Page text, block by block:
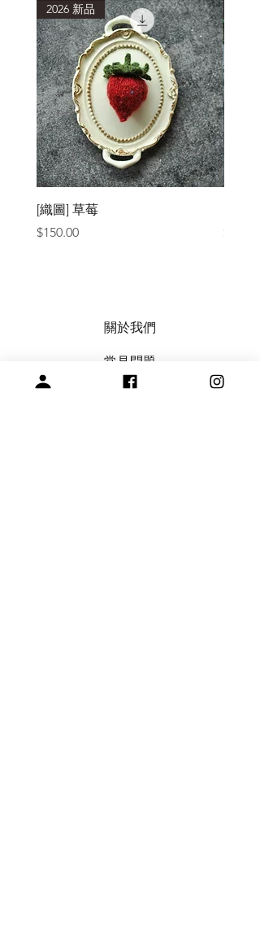
2026 新品
[織圖] 草莓
價格
$150.00
價格
關於我們
常見問題
會員註冊，商品訂購與付款說明